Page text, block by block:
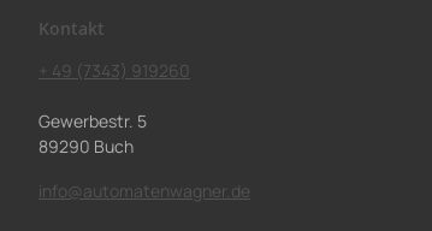
Kontakt
+ 49 (7343) 919260
Gewerbestr. 5
89290 Buch
info@automatenwagner.de